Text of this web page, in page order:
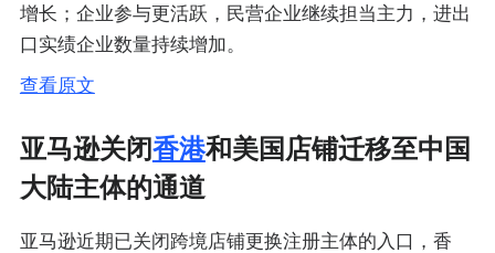
增长；企业参与更活跃，民营企业继续担当主力，进出
口实绩企业数量持续增加。
查看原文
亚马逊关闭香港和美国店铺迁移至中国
大陆主体的通道
亚马逊近期已关闭跨境店铺更换注册主体的入口，香